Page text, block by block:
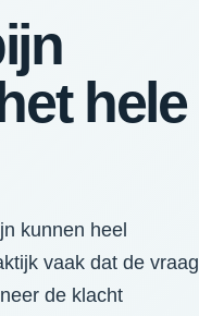
hele
kunnen heel
vaak dat de vraag
de klacht